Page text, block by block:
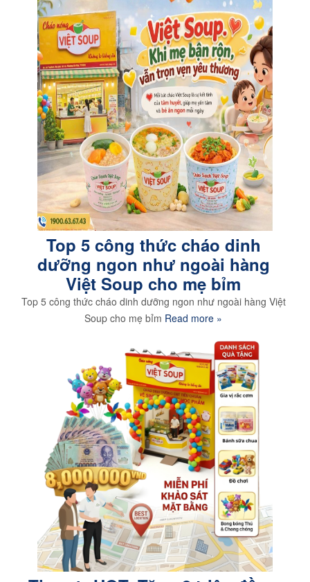
Top 5 công thức cháo dinh
dưỡng ngon như ngoài hàng
Việt Soup cho mẹ bỉm
Top 5 công thức cháo dinh dưỡng ngon như ngoài hàng Việt
Soup cho mẹ bỉm Read more »